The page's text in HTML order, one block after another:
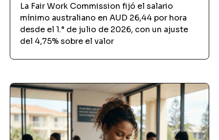
La Fair Work Commission fijó el salario
mínimo australiano en AUD 26,44 por hora
desde el 1.° de julio de 2026, con un ajuste
del 4,75% sobre el valor